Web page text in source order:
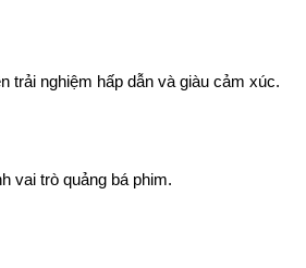
trải nghiệm hấp dẫn và giàu cảm xúc.
vai trò quảng bá phim.